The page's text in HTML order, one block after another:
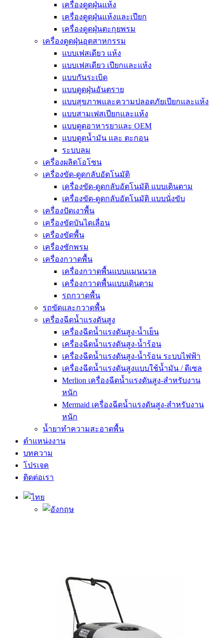
เครื่องดูดฝุ่นแห้ง
เครื่องดูดฝุ่นแห้งและเปียก
เครื่องดูดฝุ่นตะกุยพรม
เครื่องดูดฝุ่นอุตสาหกรรม
แบบเฟสเดียว แห้ง
แบบเฟสเดียว เปียกและแห้ง
แบบกันระเบิด
แบบดูดฝุ่นอันตราย
แบบสุขภาพและความปลอดภัยเปียกและแห้ง
แบบสามเฟสเปียกและแห้ง
แบบดูดอาหารยาและ OEM
แบบดูดน้ำมัน และ ตะกอน
ระบบลม
เครื่องผลิตโอโซน
เครื่องขัด-ดูดกลับอัตโนมัติ
เครื่องขัด-ดูดกลับอัตโนมัติ แบบเดินตาม
เครื่องขัด-ดูดกลับอัตโนมัติ แบบนั่งขับ
เครื่องปัดเงาพื้น
เครื่องขัดบันไดเลื่อน
เครื่องขัดพื้น
เครื่องซักพรม
เครื่องกวาดพื้น
เครื่องกวาดพื้นแบบแมนนวล
เครื่องกวาดพื้นแบบเดินตาม
รถกวาดพื้น
รถขัดและกวาดพื้น
เครื่องฉีดน้ำแรงดันสูง
เครื่องฉีดน้ำแรงดันสูง-น้ำเย็น
เครื่องฉีดน้ำแรงดันสูง-น้ำร้อน
เครื่องฉีดน้ำแรงดันสูง-น้ำร้อน ระบบไฟฟ้า
เครื่องฉีดน้ำแรงดันสูงแบบใช้น้ำมัน / ดีเซล
Merlion เครื่องฉีดน้ำแรงดันสูง-สำหรับงาน
หนัก
Mermaid เครื่องฉีดน้ำแรงดันสูง-สำหรับงาน
หนัก
น้ำยาทำความสะอาดพื้น
ตำแหน่งงาน
บทความ
โปรเจค
ติดต่อเรา